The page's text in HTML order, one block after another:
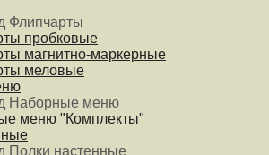
Флипчарты
пробковые
магнитно-маркерные
меловые
Наборные меню
меню "Комплекты"
Полки настенные